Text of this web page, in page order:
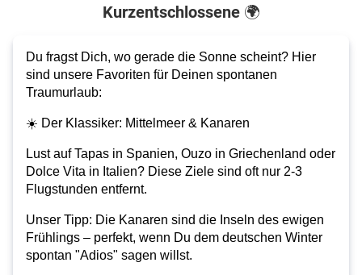
Kurzentschlossene 🌍
Du fragst Dich, wo gerade die Sonne scheint? Hier
sind unsere Favoriten für Deinen spontanen
Traumurlaub:
☀️ Der Klassiker: Mittelmeer & Kanaren
Lust auf Tapas in Spanien, Ouzo in Griechenland oder
Dolce Vita in Italien? Diese Ziele sind oft nur 2-3
Flugstunden entfernt.
Unser Tipp: Die Kanaren sind die Inseln des ewigen
Frühlings – perfekt, wenn Du dem deutschen Winter
spontan "Adios" sagen willst.